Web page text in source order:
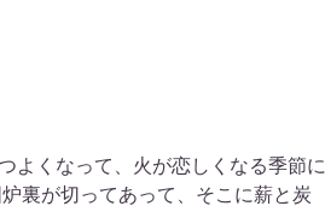
よくなって、火が恋しくなる季節に
裏が切ってあって、そこに薪と炭